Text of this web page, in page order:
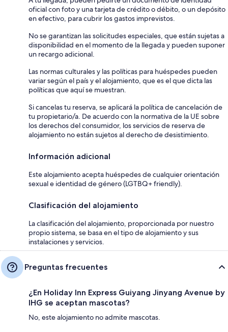
oficial con foto y una tarjeta de crédito o débito, o un depósito
en efectivo, para cubrir los gastos imprevistos.
No se garantizan las solicitudes especiales, que están sujetas a
disponibilidad en el momento de la llegada y pueden suponer
un recargo adicional.
Las normas culturales y las políticas para huéspedes pueden
variar según el país y el alojamiento, que es el que dicta las
políticas que aquí se muestran.
Si cancelas tu reserva, se aplicará la política de cancelación de
tu propietario/a. De acuerdo con la normativa de la UE sobre
los derechos del consumidor, los servicios de reserva de
alojamiento no están sujetos al derecho de desistimiento.
Información adicional
Este alojamiento acepta huéspedes de cualquier orientación
sexual e identidad de género (LGTBQ+ friendly).
Clasificación del alojamiento
La clasificación del alojamiento, proporcionada por nuestro
propio sistema, se basa en el tipo de alojamiento y sus
instalaciones y servicios.
Preguntas frecuentes
¿En Holiday Inn Express Guiyang Jinyang Avenue by
IHG se aceptan mascotas?
No, este alojamiento no admite mascotas.